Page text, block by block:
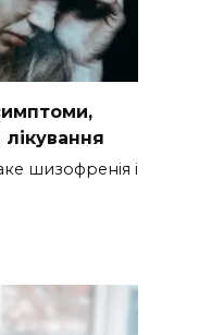
шизофренія і